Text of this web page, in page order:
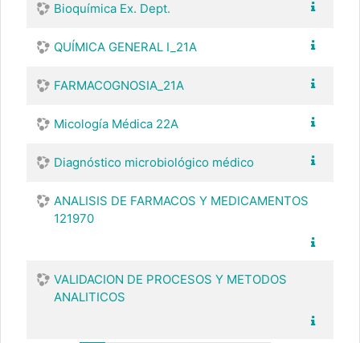
Bioquímica Ex. Dept.
QUÍMICA GENERAL I_21A
FARMACOGNOSIA_21A
Micología Médica 22A
Diagnóstico microbiológico médico
ANALISIS DE FARMACOS Y MEDICAMENTOS
121970
VALIDACION DE PROCESOS Y METODOS
ANALITICOS